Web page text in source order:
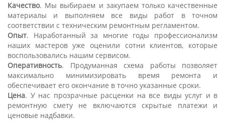
Качество. Мы выбираем и закупаем только качественные
материалы и выполняем все виды работ в точном
соответствии с техническим ремонтным регламентом.
Опыт. Наработанный за многие годы профессионализм
наших мастеров уже оценили сотни клиентов, которые
воспользовались нашим сервисом.
Оперативность. Продуманная схема работы позволяет
максимально минимизировать время ремонта и
обеспечивает его окончание в точно указанные сроки.
Цена. У нас прозрачные расценки на все виды услуг и в
ремонтную смету не включаются скрытые платежи и
ценовые надбавки.